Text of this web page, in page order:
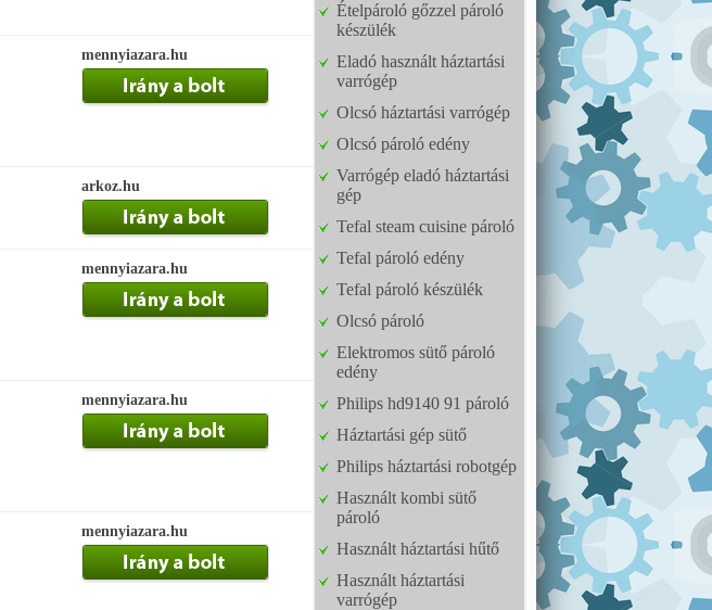
mennyiazara.hu
arkoz.hu
mennyiazara.hu
mennyiazara.hu
mennyiazara.hu
Ételpároló gőzzel pároló
készülék
Eladó használt háztartási
varrógép
Olcsó háztartási varrógép
Olcsó pároló edény
Varrógép eladó háztartási
gép
Tefal steam cuisine pároló
Tefal pároló edény
Tefal pároló készülék
Olcsó pároló
Elektromos sütő pároló
edény
Philips hd9140 91 pároló
Háztartási gép sütő
Philips háztartási robotgép
Használt kombi sütő
pároló
Használt háztartási hűtő
Használt háztartási
varrógép